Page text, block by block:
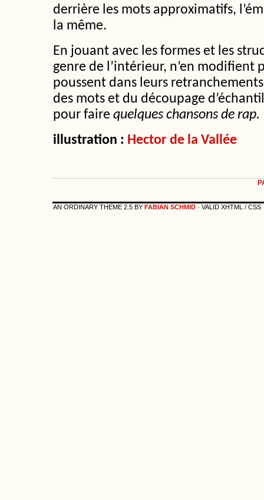
derrière les mots approximatifs,
la même.
En jouant avec les formes et les
genre de l’intérieur, n’en modifient
poussent dans leurs
des mots et du découpage
pour faire quelques chansons de rap.
illustration : Hector de la Vallée
AN ORDINARY THEME 2.5 BY FABIAN SCHMID · VALID XHTML / CSS